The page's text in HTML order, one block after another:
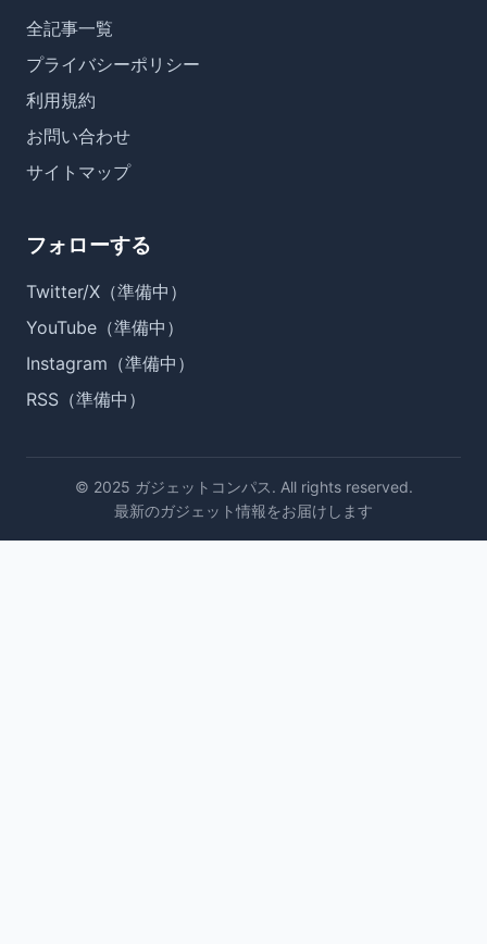
全記事一覧
プライバシーポリシー
利用規約
お問い合わせ
サイトマップ
フォローする
Twitter/X（準備中）
YouTube（準備中）
Instagram（準備中）
RSS（準備中）
© 2025 ガジェットコンパス. All rights reserved.
最新のガジェット情報をお届けします